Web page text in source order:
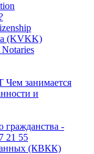
(KVKK)
занимается
и
гражданства -
21 55
(КВКК)